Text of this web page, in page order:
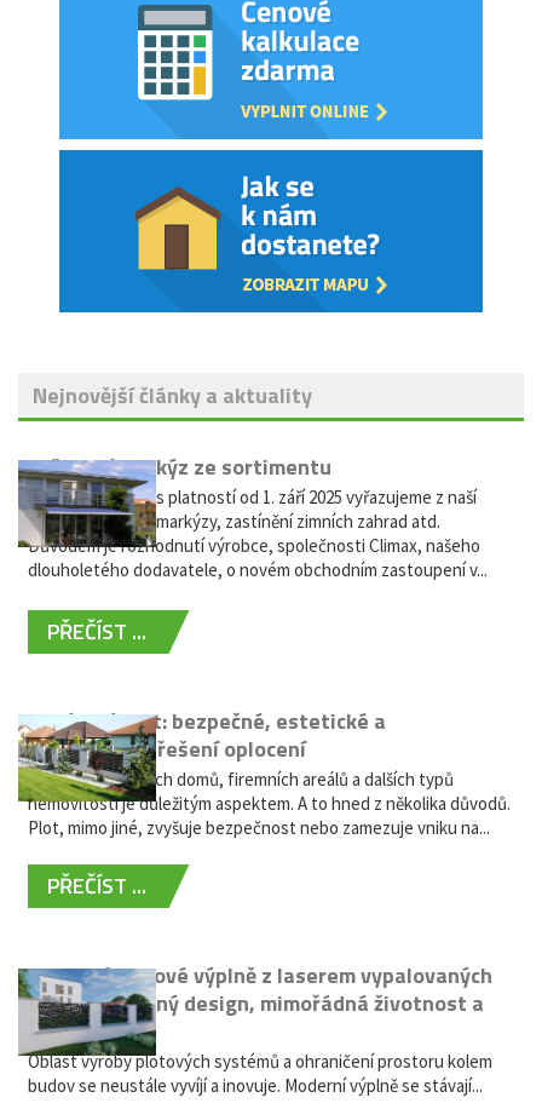
Nejnovější články a aktuality
Vyřazení markýz ze sortimentu
Vážení zákazníci, s platností od 1. září 2025 vyřazujeme z naší
nabídky výsuvné markýzy, zastínění zimních zahrad atd.
Důvodem je rozhodnutí výrobce, společnosti Climax, našeho
dlouholetého dodavatele, o novém obchodním zastoupení v...
PŘEČÍST ...
Hliníkový plot: bezpečné, estetické a
bezúdržbové řešení oplocení
Oplocení rodinných domů, firemních areálů a dalších typů
nemovitostí je důležitým aspektem. A to hned z několika důvodů.
Plot, mimo jiné, zvyšuje bezpečnost nebo zamezuje vniku na...
PŘEČÍST ...
Moderní plotové výplně z laserem vypalovaných
kovů: výjimečný design, mimořádná životnost a
žádná údržba
Oblast výroby plotových systémů a ohraničení prostoru kolem
budov se neustále vyvíjí a inovuje. Moderní výplně se stávají...